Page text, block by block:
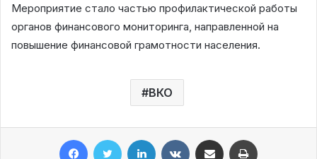
Мероприятие стало частью профилактической работы
органов финансового мониторинга, направленной на
повышение финансовой грамотности населения.
ВКО